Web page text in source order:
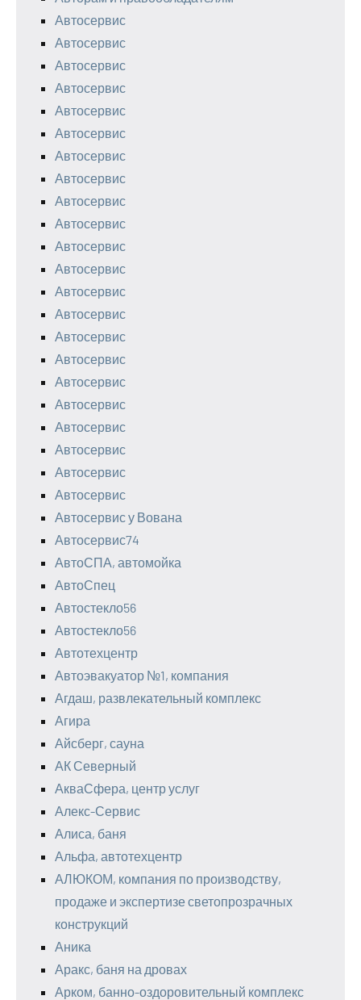
Автосервис
Автосервис
Автосервис
Автосервис
Автосервис
Автосервис
Автосервис
Автосервис
Автосервис
Автосервис
Автосервис
Автосервис
Автосервис
Автосервис
Автосервис
Автосервис
Автосервис
Автосервис
Автосервис
Автосервис
Автосервис
Автосервис
Автосервис у Вована
Автосервис74
АвтоСПА, автомойка
АвтоСпец
Автостекло56
Автостекло56
Автотехцентр
Автоэвакуатор №1, компания
Агдаш, развлекательный комплекс
Агира
Айсберг, сауна
АК Северный
АкваСфера, центр услуг
Алекс-Сервис
Алиса, баня
Альфа, автотехцентр
АЛЮКОМ, компания по производству,
продаже и экспертизе светопрозрачных
конструкций
Аника
Аракс, баня на дровах
Арком, банно-оздоровительный комплекс